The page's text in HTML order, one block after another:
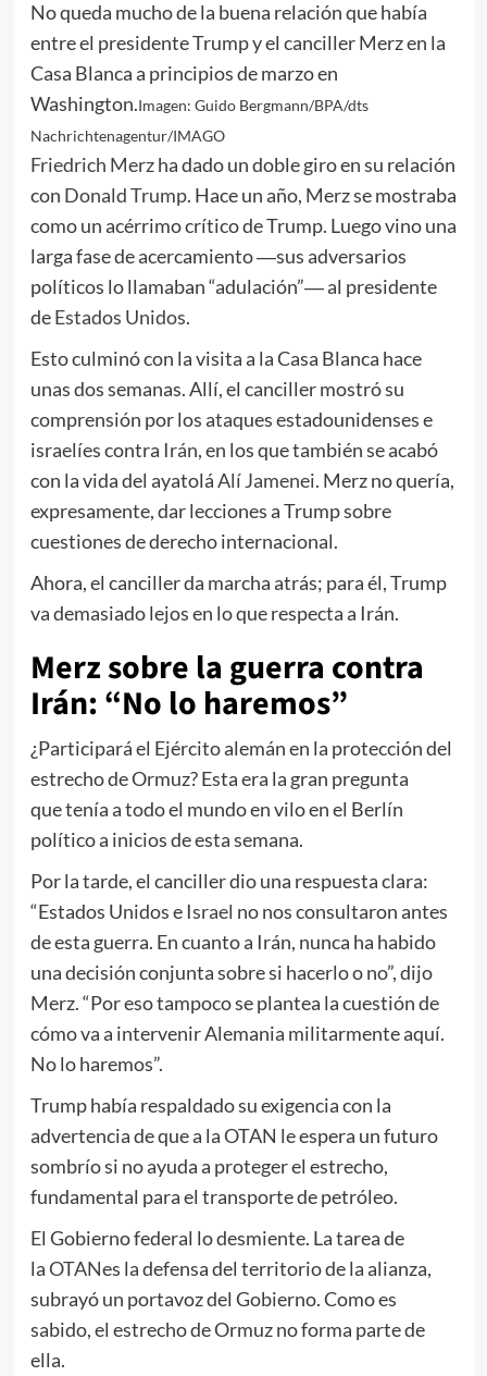
No queda mucho de la buena relación que había
entre el presidente Trump y el canciller Merz en la
Casa Blanca a principios de marzo en
Washington.Imagen: Guido Bergmann/BPA/dts
Nachrichtenagentur/IMAGO
Friedrich Merzha dado un doble giro en su relación
con Donald Trump. Hace un año, Merz se mostraba
como un acérrimo crítico de Trump. Luego vino una
larga fase de acercamiento ―sus adversarios
políticos lo llamaban “adulación”― al presidente
deEstados Unidos.
Esto culminó con la visita a la Casa Blanca hace
unas dos semanas. Allí, el canciller mostró su
comprensión por los ataques estadounidenses e
israelíes contra Irán, en los que también se acabó
con la vida del ayatoláAlí Jamenei. Merz no quería,
expresamente, dar lecciones a Trump sobre
cuestiones de derecho internacional.
Ahora, el canciller da marcha atrás; para él, Trump
va demasiado lejos en lo que respecta a Irán.
Merz sobre la guerra contra
Irán: “No lo haremos”
¿Participará el Ejército alemán en la protección del
estrecho de Ormuz? Esta era la gran pregunta
que tenía a todo el mundo en vilo en el Berlín
político a inicios de esta semana.
Por la tarde, el canciller dio una respuesta clara:
“Estados Unidos e Israel no nos consultaron antes
de esta guerra. En cuanto a Irán, nunca ha habido
una decisión conjunta sobre si hacerlo o no”, dijo
Merz. “Por eso tampoco se plantea la cuestión de
cómo va a intervenir Alemania militarmente aquí.
No lo haremos”.
Trump había respaldado su exigencia con la
advertencia de que a la OTAN le espera un futuro
sombrío si no ayuda a proteger el estrecho,
fundamental para el transporte de petróleo.
El Gobierno federal lo desmiente. La tarea de
laOTANes la defensa del territorio de la alianza,
subrayó un portavoz del Gobierno. Como es
sabido, el estrecho de Ormuz no forma parte de
ella.